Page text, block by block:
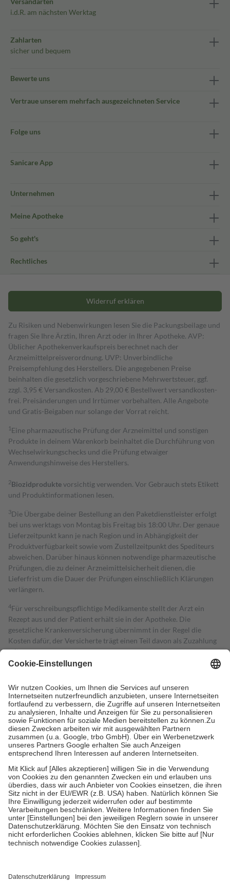
i.d.R. am nächsten Werktag
Zahlarten
sicher und bequem
Bewerte uns
Vertraue unserem mehrfach ausgezeichneten Service
Folge uns
Sanicare App
Unternehmen
Meine Apotheke
So geht's
Rechtliches
Widerruf erklären
Zu Risiken und Nebenwirkungen lesen Sie die Packungsbeilage und
fragen Sie Ihre Ärztin, Ihren Arzt oder in Ihrer Apotheke. AVP:
Üblicher Apothekenverkaufspreis berechnet nach der
Arzneimittelpreisverordnung. UVP: Unverbindliche
Preisempfehlung des Herstellers. Die angegebenen Preise
beinhalten die gesetzlich vorgeschriebene Mehrwertsteuer, ggf.
zzgl. 3,95 € Versandkosten. Ab 29,00 € Bestell­wert versand­kosten­
frei. Preisänderungen und Irrtümer vorbehalten. Alle Angebote
und Gratis-Beigaben nur solange der Vorrat reicht.
1 Eine pharmazeutische Prüfung der Arzneimittel und sonstigen
Produkte in deinem Warenkorb beinhaltet die Durchführung von
Wechselwirkungschecks und die Prüfung etwaiger
Anwendungshinweise des Herstellers.
2Biozidproduktevorsichtig verwenden. Vor Gebrauch stets Etikett
und Produktinformationen lesen.
3Die Übergabe deiner Bestellung an den Paketdienstleister erfolgt
bei uns werktags von Montag bis Freitag bis 18:00 Uhr. Der genaue
Lieferzeitpunkt kann je nach Region und in Abhängigkeit der
Produktverfügbarkeit sowie vom Zustellzeitpunkt des Spediteurs
abweichen. Darüber hinaus können notwendige pharmazeutische
Prüfungen, die zu deiner Arzneimittelsicherheit dienen, die
Lieferfrist um die Dauer der Prüfungen einschließlich Klärungen
verlängern.
4Für verschreibungspflichtige Medikamente stellt der Arzt ein
Rezept aus und der Patient erhält sie in der Apotheke. Die
gesetzliche Krankenversicherung übernimmt in der Regel die
Kosten dafür, der Versicherte trägt einen Teil davon als Zuzahlung
mit.
Grundsätzlich leisten Mitglieder Zuzahlungen in Höhe von zehn
höchstens zehn Euro.
Es sind jedoch nie mehr als die tatsächlichen
Kosten der Leistung zu entrichten.
Diese Regeln gelten grundsätzlich auch für Online-Apotheken.
Bei Heilmitteln und häuslicher Krankenpflege beträgt die
Zuzahlung zehn Prozent der Kosten sowie zehn Euro je
Verordnung.
Um das Engagement der Versicherten für ihre eigene Gesundheit zu
stärken und die besondere Stellung der Familie zu unterstützen,
fallenkeine Zuzahlungenan bei:
• Kindern und Jugendlichen bis zum vollendeten 18. Lebensjahr
mit Ausnahme der Fahrkosten
• Untersuchungen zur Vorsorge und Früherkennung, die von der
GKV getragen werden
• empfohlenen Schutzimpfungen
• Harn- und Blutteststreifen
getroffen, um sicherzustellen, dass es sich um echte Bewertungen